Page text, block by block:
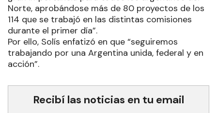
Norte, aprobándose más de 80 proyectos de los
114 que se trabajó en las distintas comisiones
durante el primer día”.
Por ello, Solís enfatizó en que “seguiremos
trabajando por una Argentina unida, federal y en
acción”.
Recibí las noticias en tu email